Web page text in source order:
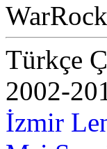
Türkçe
2002-
İzmir